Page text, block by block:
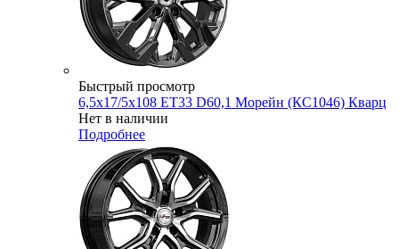
Быстрый просмотр
6,5x17/5x108 ET33 D60,1 Морейн (КС1046) Кварц
Нет в наличии
Подробнее